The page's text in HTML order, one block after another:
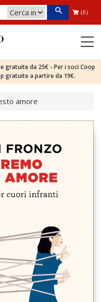
(0)
gratuite da 25€ - Per i soci Coop
gratuite a partire da 19€.
amore